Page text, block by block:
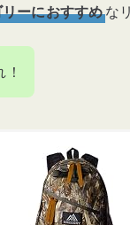
ーにおすすめな